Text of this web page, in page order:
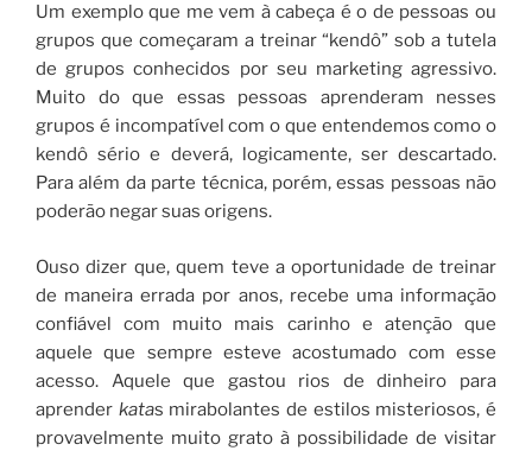
Um exemplo que me vem à cabeça é o de pessoas ou
grupos que começaram a treinar “kendô” sob a tutela
de grupos conhecidos por seu marketing agressivo.
Muito do que essas pessoas aprenderam nesses
grupos é incompatível com o que entendemos como o
kendô sério e deverá, logicamente, ser descartado.
Para além da parte técnica, porém, essas pessoas não
poderão negar suas origens.
Ouso dizer que, quem teve a oportunidade de treinar
de maneira errada por anos, recebe uma informação
confiável com muito mais carinho e atenção que
aquele que sempre esteve acostumado com esse
acesso. Aquele que gastou rios de dinheiro para
aprender katas mirabolantes de estilos misteriosos, é
provavelmente muito grato à possibilidade de visitar